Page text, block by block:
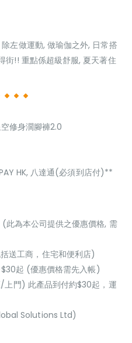
左做運動, 做瑜伽之外, 日常搭
街!! 重點係超級舒服, 夏天著住
修身濶腳褲2.0
HK, 八達通(必須到店付)**
此為本公司提供之優惠價格, 需
送工商，住宅和便利店)
起 (優惠價格需先入帳)
門) 此產品到付約$30起，運
Solutions Ltd)